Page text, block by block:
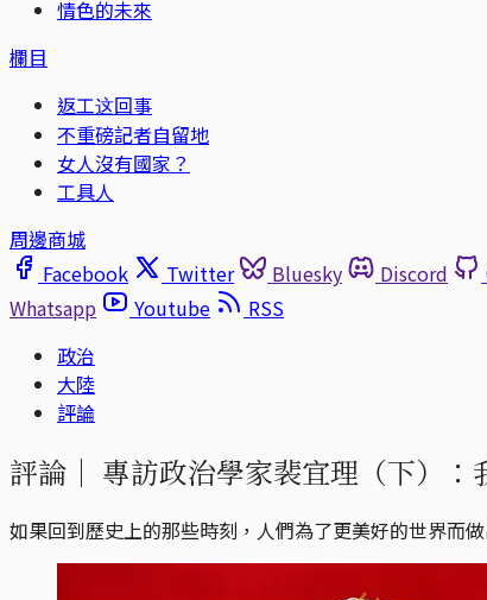
情色的未來
欄目
返工这回事
不重磅記者自留地
女人沒有國家？
工具人
周邊商城
Facebook
Twitter Bluesky Discord
Whatsapp
Youtube
RSS
政治
大陸
評論
評論｜ 專訪政治學家裴宜理（下）
如果回到歷史上的那些時刻，人們為了更美好的世界而